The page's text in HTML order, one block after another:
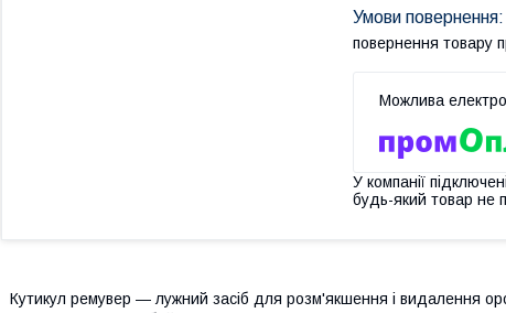
повернення товару
У компанії
будь-який товар не
Кутикул ремувер ― лужний засіб для розм'якшення і видалення